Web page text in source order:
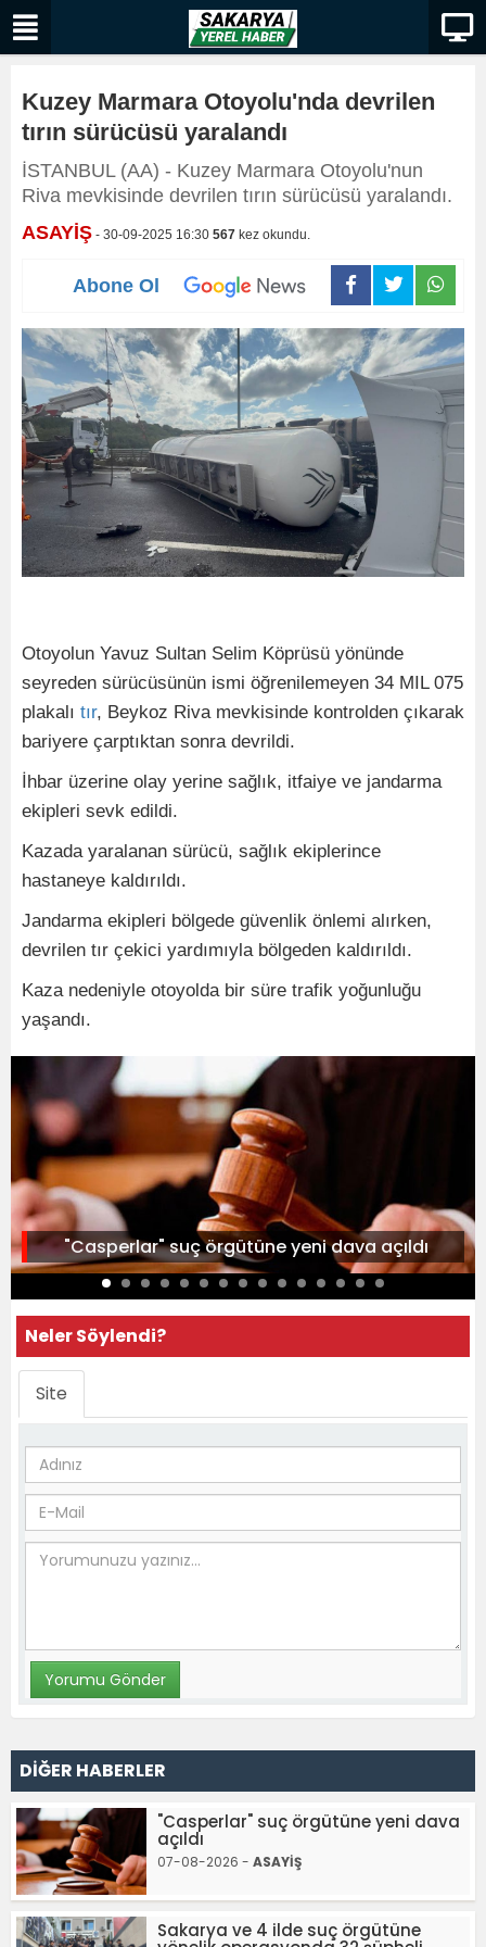
Kuzey Marmara Otoyolu'nda devrilen
tırın sürücüsü yaralandı
İSTANBUL (AA) - Kuzey Marmara Otoyolu'nun
Riva mevkisinde devrilen tırın sürücüsü yaralandı.
ASAYİŞ - 30-09-2025 16:30 567 kez okundu.
Abone Ol
Otoyolun Yavuz Sultan Selim Köprüsü yönünde
seyreden sürücüsünün ismi öğrenilemeyen 34 MIL 075
plakalı tır, Beykoz Riva mevkisinde kontrolden çıkarak
bariyere çarptıktan sonra devrildi.
İhbar üzerine olay yerine sağlık, itfaiye ve jandarma
ekipleri sevk edildi.
Kazada yaralanan sürücü, sağlık ekiplerince
hastaneye kaldırıldı.
Jandarma ekipleri bölgede güvenlik önlemi alırken,
devrilen tır çekici yardımıyla bölgeden kaldırıldı.
Kaza nedeniyle otoyolda bir süre trafik yoğunluğu
yaşandı.
"Casperlar" suç örgütüne yeni dava açıldı
Neler Söylendi?
Site
DİĞER HABERLER
"Casperlar" suç örgütüne yeni dava
açıldı
07-08-2026 - ASAYİŞ
Sakarya ve 4 ilde suç örgütüne